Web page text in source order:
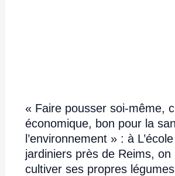
« Faire pousser soi-même,
économique, bon pour la
l’environnement » : à
jardiniers près de Reims, on
cultiver ses propres légumes